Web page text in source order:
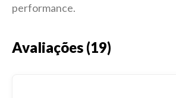
performance.
Avaliações (19)